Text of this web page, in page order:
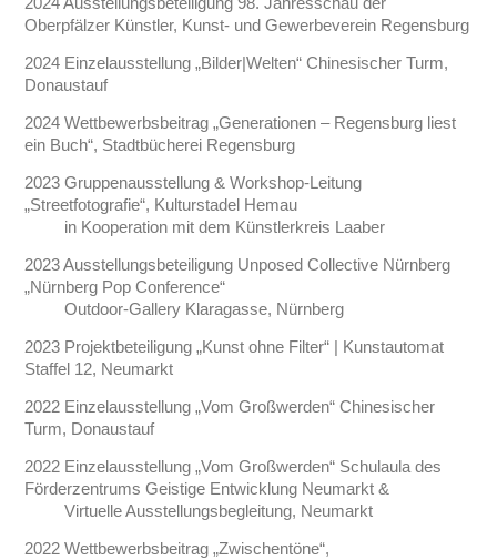
Oberpfälzer Künstler, Kunst- und Gewerbeverein Regensburg
2024 Einzelausstellung „Bilder|Welten“ Chinesischer Turm,
Donaustauf
2024 Wettbewerbsbeitrag „Generationen – Regensburg liest
ein Buch“, Stadtbücherei Regensburg
2023 Gruppenausstellung & Workshop-Leitung
„Streetfotografie“, Kulturstadel Hemau
in Kooperation mit dem Künstlerkreis Laaber
2023 Ausstellungsbeteiligung Unposed Collective Nürnberg
„Nürnberg Pop Conference“
Outdoor-Gallery Klaragasse, Nürnberg
2023 Projektbeteiligung „Kunst ohne Filter“ | Kunstautomat
Staffel 12, Neumarkt
2022 Einzelausstellung „Vom Großwerden“ Chinesischer
Turm, Donaustauf
2022 Einzelausstellung „Vom Großwerden“ Schulaula des
Förderzentrums Geistige Entwicklung Neumarkt &
Virtuelle Ausstellungsbegleitung, Neumarkt
2022 Wettbewerbsbeitrag „Zwischentöne“,